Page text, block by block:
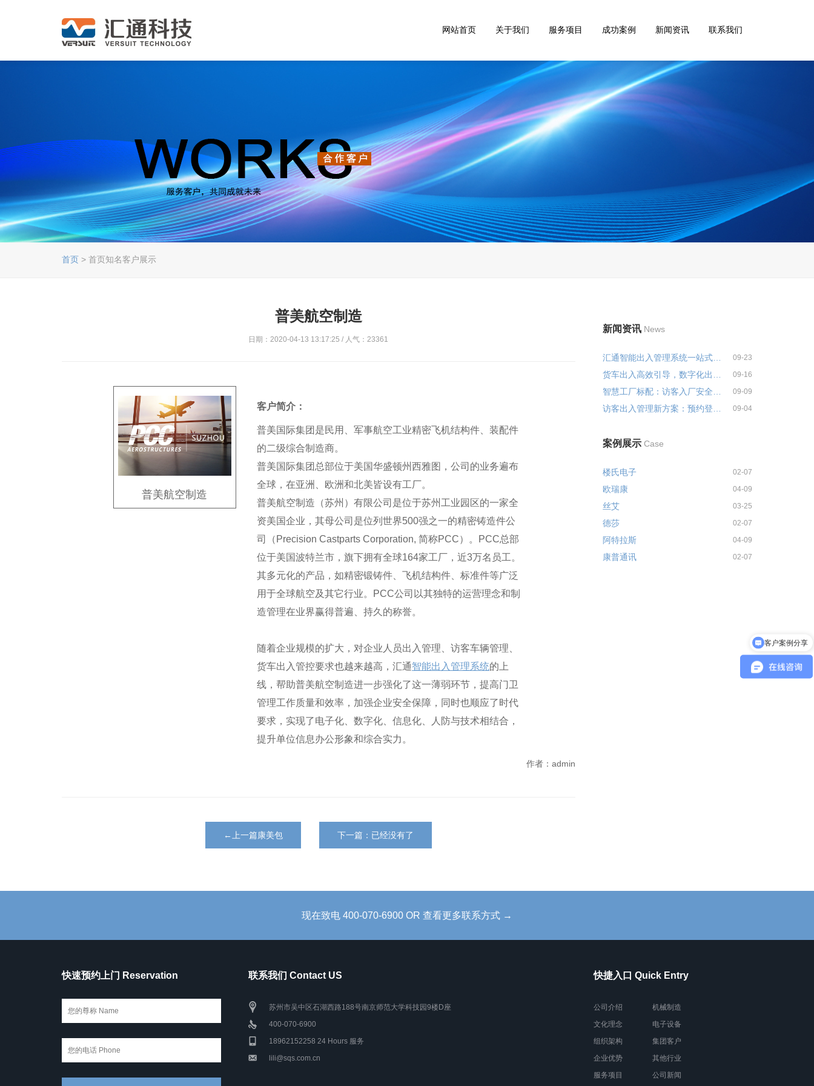
网站首页 关于我们 服务项目 成功案例 新闻资讯 联系我们
首页 > 首页知名客户展示
普美航空制造
日期：2020-04-13 13:17:25 / 人气：23361
普美航空制造
客户简介：
普美国际集团是民用、军事航空工业精密飞机结构件、装配件
的二级综合制造商。
普美国际集团总部位于美国华盛顿州西雅图，公司的业务遍布
全球，在亚洲、欧洲和北美皆设有工厂。
普美航空制造（苏州）有限公司是位于苏州工业园区的一家全
资美国企业，其母公司是位列世界500强之一的精密铸造件公
司（Precision Castparts Corporation, 简称PCC）。PCC总部
位于美国波特兰市，旗下拥有全球164家工厂，近3万名员工。
其多元化的产品，如精密锻铸件、飞机结构件、标准件等广泛
用于全球航空及其它行业。PCC公司以其独特的运营理念和制
造管理在业界赢得普遍、持久的称誉。
随着企业规模的扩大，对企业人员出入管理、访客车辆管理、
货车出入管控要求也越来越高，汇通智能出入管理系统的上
线，帮助普美航空制造进一步强化了这一薄弱环节，提高门卫
管理工作质量和效率，加强企业安全保障，同时也顺应了时代
要求，实现了电子化、数字化、信息化、人防与技术相结合，
提升单位信息办公形象和综合实力。
作者：admin
←上一篇康美包 下一篇：已经没有了
新闻资讯 News
汇通智能出入管理系统一站式解决... 09-23
09-16
09-09
09-04
案例展示 Case
楼氏电子 02-07
欧瑞康 04-09
丝艾 03-25
德莎 02-07
阿特拉斯 04-09
康普通讯 02-07
现在致电 400-070-6900 OR 查看更多联系方式 →
快速预约上门 Reservation 联系我们 Contact US
苏州市吴中区石湖西路188号南京师范大学科技园9楼D座
400-070-6900
18962152258 24 Hours 服务
lili@sqs.com.cn
快捷入口 Quick Entry
公司介绍
文化理念
组织架构
企业优势
服务项目
机械制造
电子设备
集团客户
其他行业
公司新闻
产品报价